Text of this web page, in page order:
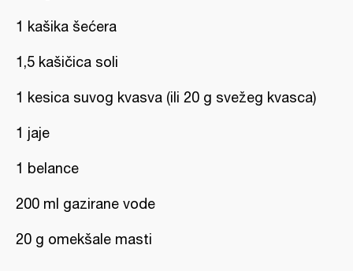
1 kašika šećera
1,5 kašičica soli
1 kesica suvog kvasva (ili 20 g svežeg kvasca)
1 jaje
1 belance
200 ml gazirane vode
20 g omekšale masti